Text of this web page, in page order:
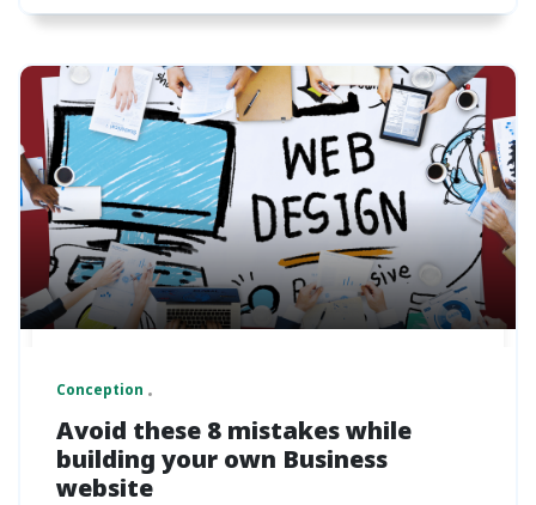
Conception
Avoid these 8 mistakes while
building your own Business
website